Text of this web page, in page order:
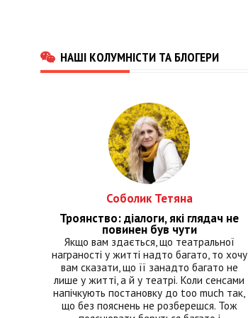
НАШІ КОЛУМНІСТИ ТА БЛОГЕРИ
Соболик Тетяна
Троянство: діалоги, які глядач не
повинен був чути
Якщо вам здається, що театральної
награності у житті надто багато, то хочу
вам сказати, що її занадто багато не
лише у житті, а й у театрі. Коли сенсами
напічкують постановку до too much так,
що без пояснень не розберешся. Тож